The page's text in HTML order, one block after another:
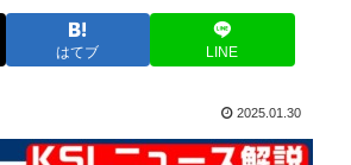
はてブ LINE
2025.01.30